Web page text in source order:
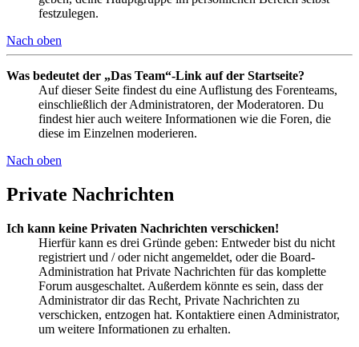
festzulegen.
Nach oben
Was bedeutet der „Das Team“-Link auf der Startseite?
Auf dieser Seite findest du eine Auflistung des Forenteams,
einschließlich der Administratoren, der Moderatoren. Du
findest hier auch weitere Informationen wie die Foren, die
diese im Einzelnen moderieren.
Nach oben
Private Nachrichten
Ich kann keine Privaten Nachrichten verschicken!
Hierfür kann es drei Gründe geben: Entweder bist du nicht
registriert und / oder nicht angemeldet, oder die Board-
Administration hat Private Nachrichten für das komplette
Forum ausgeschaltet. Außerdem könnte es sein, dass der
Administrator dir das Recht, Private Nachrichten zu
verschicken, entzogen hat. Kontaktiere einen Administrator,
um weitere Informationen zu erhalten.